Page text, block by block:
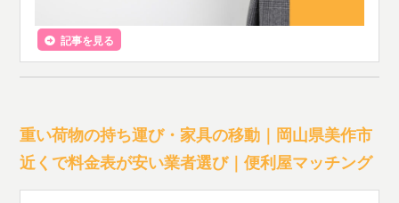
記事を見る
重い荷物の持ち運び・家具の移動｜岡山県美作市
近くで料金表が安い業者選び｜便利屋マッチング